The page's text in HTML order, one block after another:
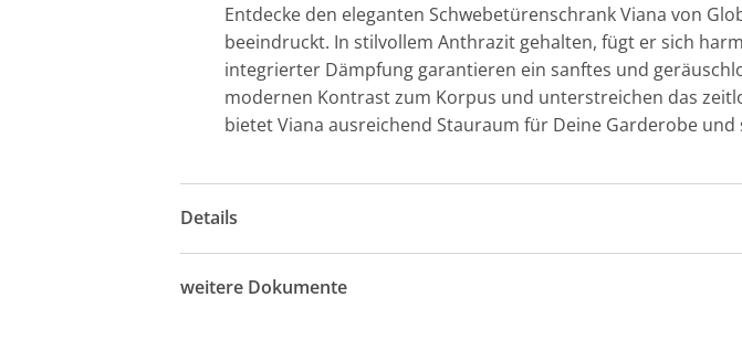
Entdecke den eleganten Schwebetürenschrank Viana von
beeindruckt. In stilvollem Anthrazit gehalten, fügt er sich
integrierter Dämpfung garantieren ein sanftes und
modernen Kontrast zum Korpus und unterstreichen das
bietet Viana ausreichend Stauraum für Deine Garderobe
Details
weitere Dokumente